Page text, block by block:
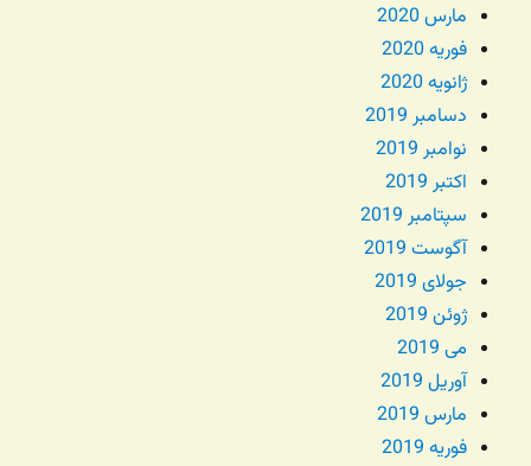
مارس 2020
فوریه 2020
ژانویه 2020
دسامبر 2019
نوامبر 2019
اکتبر 2019
سپتامبر 2019
آگوست 2019
جولای 2019
ژوئن 2019
می 2019
آوریل 2019
مارس 2019
فوریه 2019